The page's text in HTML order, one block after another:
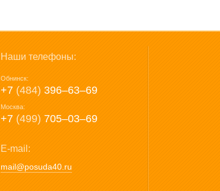
Наши телефоны:
Обнинск:
+7 (484) 396‒63‒69
Москва:
+7 (499) 705‒03‒69
E-mail:
mail@posuda40.ru